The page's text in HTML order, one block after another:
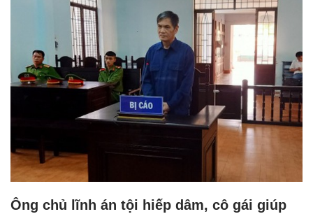
Ông chủ lĩnh án tội hiếp dâm, cô gái giúp